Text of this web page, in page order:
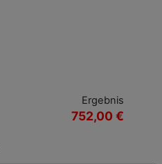
Ergebnis
752,00 €